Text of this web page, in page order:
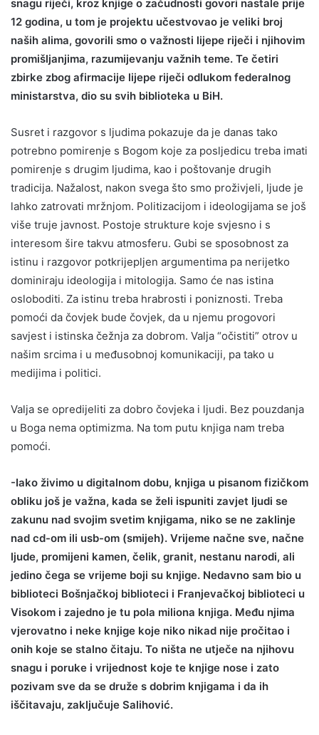
snagu riječi, kroz knjige o začudnosti govori nastale prije
12 godina, u tom je projektu učestvovao je veliki broj
naših alima, govorili smo o važnosti lijepe riječi i njihovim
promišljanjima, razumijevanju važnih teme. Te četiri
zbirke zbog afirmacije lijepe riječi odlukom federalnog
ministarstva, dio su svih biblioteka u BiH.
Susret i razgovor s ljudima pokazuje da je danas tako
potrebno pomirenje s Bogom koje za posljedicu treba imati
pomirenje s drugim ljudima, kao i poštovanje drugih
tradicija. Nažalost, nakon svega što smo proživjeli, ljude je
lahko zatrovati mržnjom. Politizacijom i ideologijama se još
više truje javnost. Postoje strukture koje svjesno i s
interesom šire takvu atmosferu. Gubi se sposobnost za
istinu i razgovor potkrijepljen argumentima pa nerijetko
dominiraju ideologija i mitologija. Samo će nas istina
osloboditi. Za istinu treba hrabrosti i poniznosti. Treba
pomoći da čovjek bude čovjek, da u njemu progovori
savjest i istinska čežnja za dobrom. Valja “očistiti” otrov u
našim srcima i u međusobnoj komunikaciji, pa tako u
medijima i politici.
Valja se opredijeliti za dobro čovjeka i ljudi. Bez pouzdanja
u Boga nema optimizma. Na tom putu knjiga nam treba
pomoći.
-Iako živimo u digitalnom dobu, knjiga u pisanom fizičkom
obliku još je važna, kada se želi ispuniti zavjet ljudi se
zakunu nad svojim svetim knjigama, niko se ne zaklinje
nad cd-om ili usb-om (smijeh). Vrijeme načne sve, načne
ljude, promijeni kamen, čelik, granit, nestanu narodi, ali
jedino čega se vrijeme boji su knjige. Nedavno sam bio u
biblioteci Bošnjačkoj biblioteci i Franjevačkoj biblioteci u
Visokom i zajedno je tu pola miliona knjiga. Među njima
vjerovatno i neke knjige koje niko nikad nije pročitao i
onih koje se stalno čitaju. To ništa ne utječe na njihovu
snagu i poruke i vrijednost koje te knjige nose i zato
pozivam sve da se druže s dobrim knjigama i da ih
iščitavaju, zaključuje Salihović.